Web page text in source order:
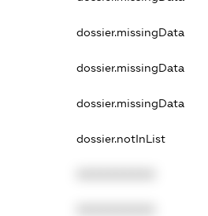
dossier.missingData
dossier.missingData
dossier.missingData
dossier.notInList